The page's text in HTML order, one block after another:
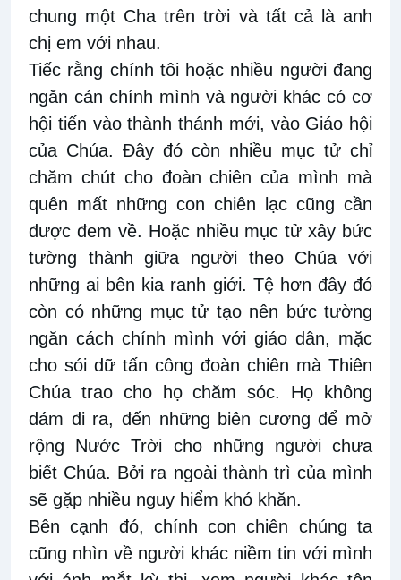
chung một Cha trên trời và tất cả là anh
chị em với nhau.
Tiếc rằng chính tôi hoặc nhiều người đang
ngăn cản chính mình và người khác có cơ
hội tiến vào thành thánh mới, vào Giáo hội
của Chúa. Đây đó còn nhiều mục tử chỉ
chăm chút cho đoàn chiên của mình mà
quên mất những con chiên lạc cũng cần
được đem về. Hoặc nhiều mục tử xây bức
tường thành giữa người theo Chúa với
những ai bên kia ranh giới. Tệ hơn đây đó
còn có những mục tử tạo nên bức tường
ngăn cách chính mình với giáo dân, mặc
cho sói dữ tấn công đoàn chiên mà Thiên
Chúa trao cho họ chăm sóc. Họ không
dám đi ra, đến những biên cương để mở
rộng Nước Trời cho những người chưa
biết Chúa. Bởi ra ngoài thành trì của mình
sẽ gặp nhiều nguy hiểm khó khăn.
Bên cạnh đó, chính con chiên chúng ta
cũng nhìn về người khác niềm tin với mình